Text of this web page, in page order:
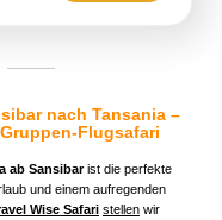
nach Tansania –
Flugsafari
ab Sansibarist die perfekte
und einem aufregenden
Wise Safari stellen wir